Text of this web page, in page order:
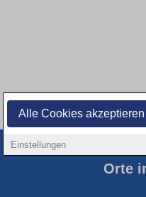
Alle Cookies akzeptieren
Einstellungen
Orte